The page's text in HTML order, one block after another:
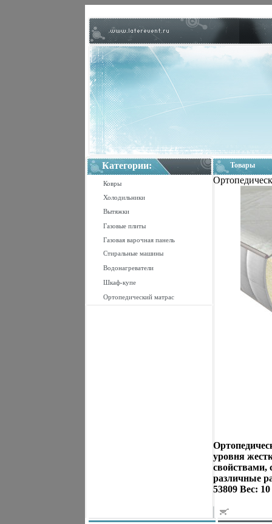
Категории:
Ковры
Холодильники
Вытяжки
Газовые плиты
Газовая варочная панель
Стиральные машины
Водонагреватели
Шкаф-купе
Ортопедический матрас
Товары
уровня
свойствами,
различные
53809 Вес: